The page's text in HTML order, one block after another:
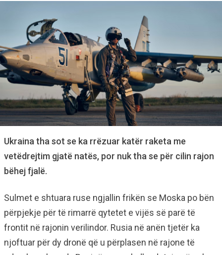
Ukraina tha sot se ka rrëzuar katër raketa me
vetëdrejtim gjatë natës, por nuk tha se për cilin rajon
bëhej fjalë.
Sulmet e shtuara ruse ngjallin frikën se Moska po bën
përpjekje për të rimarrë qytetet e vijës së parë të
frontit në rajonin verilindor. Rusia në anën tjetër ka
njoftuar për dy dronë që u përplasen në rajone të